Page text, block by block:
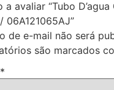
a avaliar “Tubo
06A121065AJ”
de e-mail não será
são marcados
*